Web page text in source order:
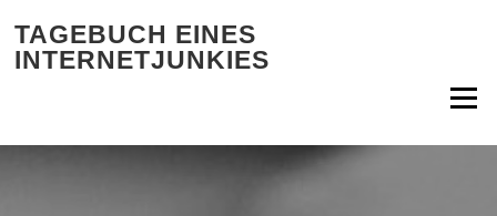
TAGEBUCH EINES
INTERNETJUNKIES
Menü